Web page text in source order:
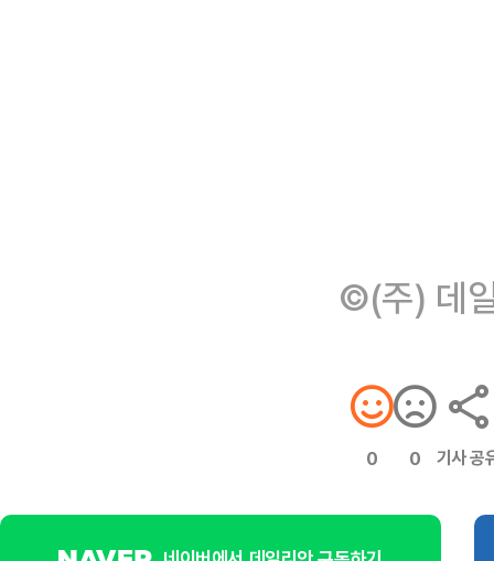
©(주) 데
0 0 기사 공